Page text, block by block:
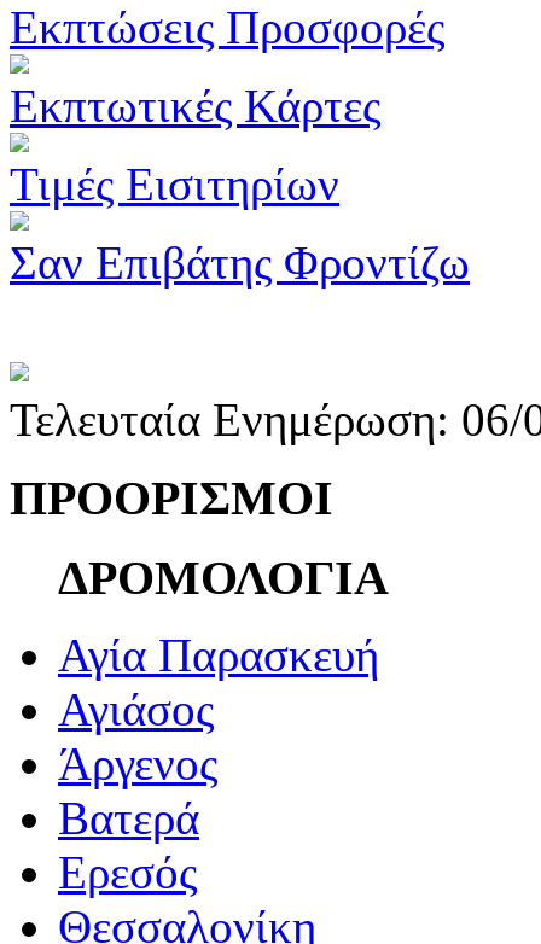
Εκπτώσεις Προσφορές
Εκπτωτικές Κάρτες
Τιμές Εισιτηρίων
Σαν Επιβάτης Φροντίζω
Τελευταία Ενημέρωση:
ΠΡΟΟΡΙΣΜΟΙ
ΔΡΟΜΟΛΟΓΙΑ
Αγία Παρασκευή
Αγιάσος
Άργενος
Βατερά
Ερεσός
Θεσσαλονίκη